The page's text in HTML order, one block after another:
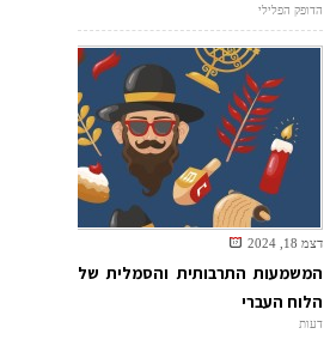
הדופק הפלילי
דצמ 18, 2024
המשמעות התרבותית והסמלית של
הלוח העברי
דעות